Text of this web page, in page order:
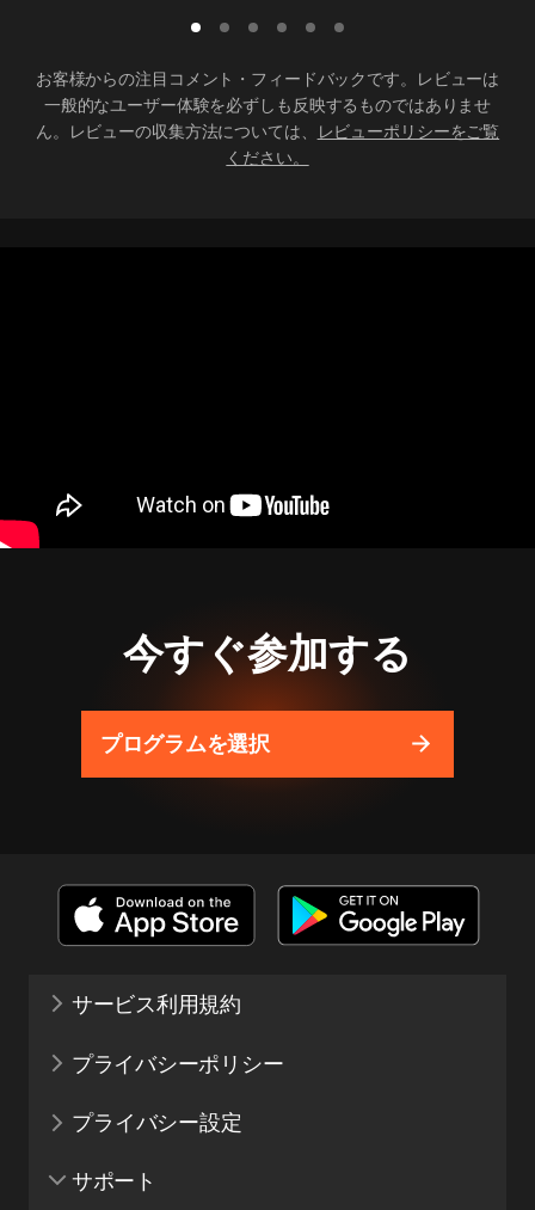
お客様からの注目コメント・フィードバックです。レビューは
一般的なユーザー体験を必ずしも反映するものではありませ
ん。レビューの収集方法については、
レビューポリシーをご覧
ください。
今すぐ参加する
プログラムを選択
サービス利用規約
プライバシーポリシー
プライバシー設定
サポート